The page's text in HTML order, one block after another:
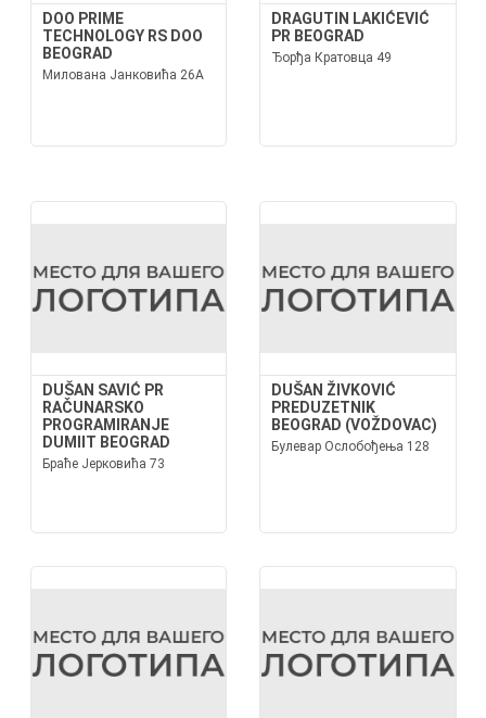
DOO PRIME
TECHNOLOGY RS DOO
BEOGRAD
Милована Јанковића 26А
DRAGUTIN LAKIĆEVIĆ
PR BEOGRAD
Ђорђа Кратовца 49
DUŠAN SAVIĆ PR
RAČUNARSKO
PROGRAMIRANJE
DUMIIT BEOGRAD
Браће Јерковића 73
DUŠAN ŽIVKOVIĆ
PREDUZETNIK
BEOGRAD (VOŽDOVAC)
Булевар Ослобођења 128